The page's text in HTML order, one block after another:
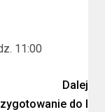
11:00
Dalej
do I